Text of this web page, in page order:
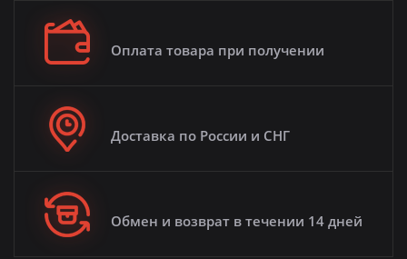
Оплата товара при получении
Доставка по России и СНГ
Обмен и возврат в течении 14 дней